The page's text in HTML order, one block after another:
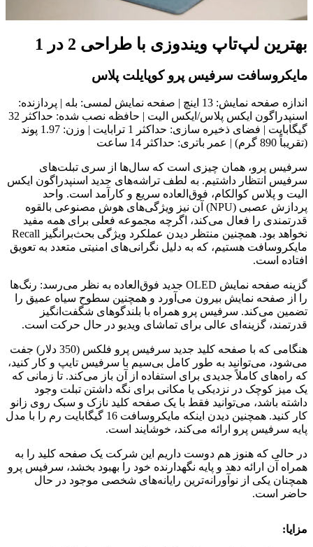
بهترین لپ‌تاپ ویندوزی با طراحی 2 در 1
مایکروسافت سرفیس پرو کوپایلت پلاس
اندازه صفحه نمایش: 13 اینچ | صفحه نمایش لمسی: بله | پردازنده:
اسنپدراگون ایکس پلاس/ایکس الیت | حافظه نصب شده: حداکثر 32
گیگابایت | فضای ذخیره سازی: حداکثر 1 ترابایت | وزن: 1.97 پوند
(تقریباً 890 گرم) | عمر باتری: حداکثر 14 ساعت
سرفیس پرو، همان چیزی است که سال‌ها از سری تبلت‌های
سرفیس انتظار داشتیم. به لطف تراشه‌های جدید اسنپدراگون ایکس
الیت و پلاس کوالکام، فوق‌العاده سریع و کارآمد است. واحد
پردازش عصبی (NPU) آن نیز ویژگی‌های هوش مصنوعی بالقوه
قدرتمندی را فعال می‌کند، اگرچه مجموعه فعلی برای همه مفید
نخواهد بود. همچنین منتظر دیدن عملکرد ویژگی بحث‌برانگیز Recall
مایکروسافت هستیم، که به دلیل نگرانی‌های امنیتی متعدد به تعویق
افتاده است.
گزینه صفحه نمایش OLED جدید فوق‌العاده به نظر می‌رسد: رنگ‌ها
را از صفحه نمایش بیرون می‌آورد و همچنین سطوح سیاه عمیق را
تضمین می‌کند. سرفیس پرو همراه با بلندگوهای شگفت‌انگیز
قدرتمند، گزینه‌ای عالی برای تماشای ویدیو در حال حرکت است.
هنگامی که با صفحه کلید جدید سرفیس پرو فلکس (350 دلار) جفت
می‌شود، می‌توانید به طور کامل بی‌سیم با سرفیس تایپ و کار کنید،
که راه‌های کاملاً جدیدی برای استفاده از آن باز می‌کند. تا زمانی که
یک میز کوچک در نزدیکی یا مکانی برای نگه داشتن تبلت وجود
داشته باشد، می‌توانید فقط با یک صفحه کلید نازک و سبک روی زانو
کار کنید. همچنین دیدن اینکه مایکروسافت 16 گیگابایت رم را با مدل
پایه سرفیس پرو ارائه می‌کند، خوشایند است.
در حالی که هنوز هم دوست داریم این شرکت یک صفحه کلید را به
همراه آن ارائه دهد و پایه نگهدارنده خود را بهبود بخشد، سرفیس پرو
همچنان یکی از نوآورانه‌ترین رایانه‌های شخصی موجود در حال
حاضر است.
مزایا: